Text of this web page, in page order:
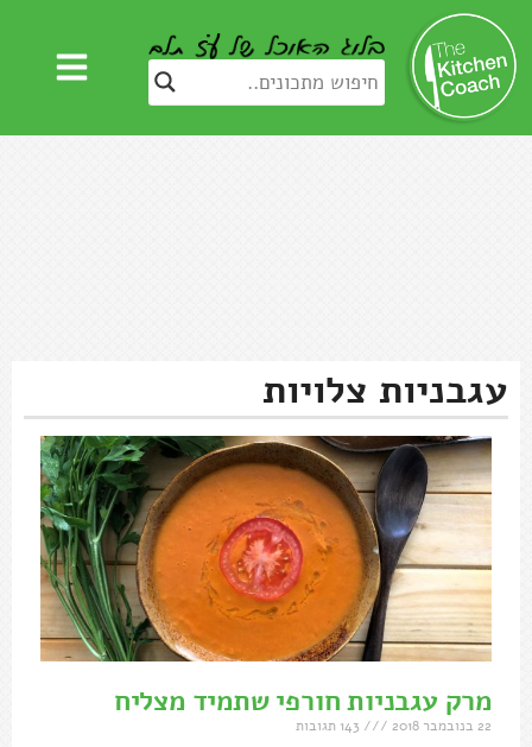
עגבניות צלויות
מרק עגבניות חורפי שתמיד מצליח
22 בנובמבר 2018